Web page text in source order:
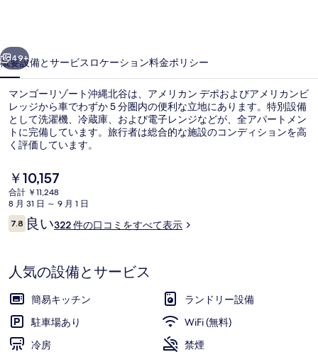
ト
沖
縄
北
谷
の
写
真
ギ
ャ
ラ
リ
ー
次へ
49+
概要設備とサービス ロケーション料金ポリシー
マンゴーリゾート沖縄北谷は、アメリカン デポおよびアメリカンビ
レッジから車でわずか 5 分圏内の便利な立地にあります。特別設備
として洗濯機、冷蔵庫、および電子レンジなどが、全アパートメン
トに完備しています。旅行者は総合的な施設のコンディションを高
く評価しています。
現
在
の
料
金
で
す
￥10,157
合計 ￥11,248
8 月 31 日 ～ 9 月 1 日
口
コ
7.810段階中7.8
良い322 件の口コミをすべて表示
人気の設備とサービス
簡易キッチン
ランドリー設備
駐車場あり
WiFi (無料)
冷房
禁煙